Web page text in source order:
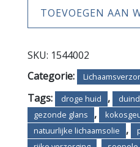
aantal
TOEVOEGEN AAN
SKU: 1544002
Categorie:
Tags: droge huid ,
gezonde glans ,
natuurlijke lichaamsolie ,